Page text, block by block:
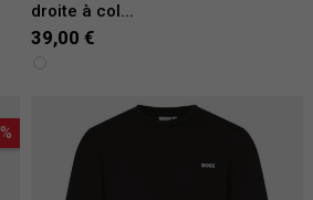
droite à col...
39,00 €